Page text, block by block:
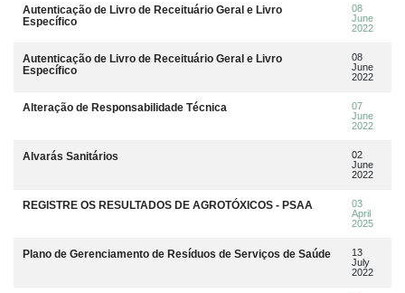
Autenticação de Livro de Receituário Geral e Livro
Específico
08
June
2022
Autenticação de Livro de Receituário Geral e Livro
Específico
08
June
2022
Alteração de Responsabilidade Técnica
07
June
2022
Alvarás Sanitários
02
June
2022
REGISTRE OS RESULTADOS DE AGROTÓXICOS - PSAA
03
April
2025
Plano de Gerenciamento de Resíduos de Serviços de Saúde
13
July
2022